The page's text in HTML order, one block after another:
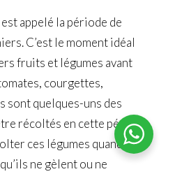
appelé la période de
C’est le moment idéal
fruits et légumes avant
courgettes,
sont quelques-uns des
récoltés en cette période.
ces légumes quand ils
ne gèlent ou ne